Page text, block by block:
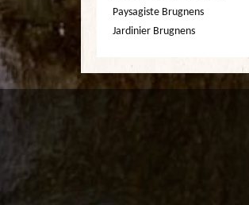
Paysagiste Brugnens
Jardinier Brugnens